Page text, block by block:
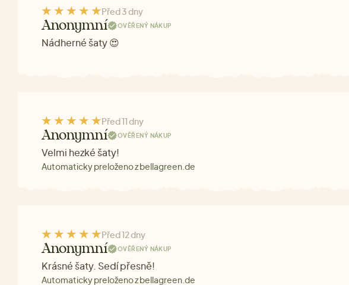
Před 3 dny
Anonymní OVĚŘENÝ NÁKUP
Nádherné šaty 😍
Před 11 dny
Anonymní OVĚŘENÝ NÁKUP
Velmi hezké šaty!
Automaticky preloženo z bellagreen.de
Před 12 dny
Anonymní OVĚŘENÝ NÁKUP
Krásné šaty. Sedí přesně!
Automaticky preloženo z bellagreen.de